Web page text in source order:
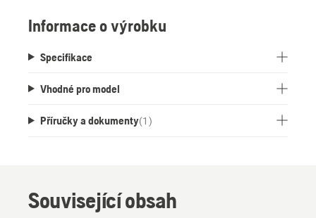
Informace o výrobku
Specifikace
Vhodné pro model
Příručky a dokumenty(1 )
Související obsah